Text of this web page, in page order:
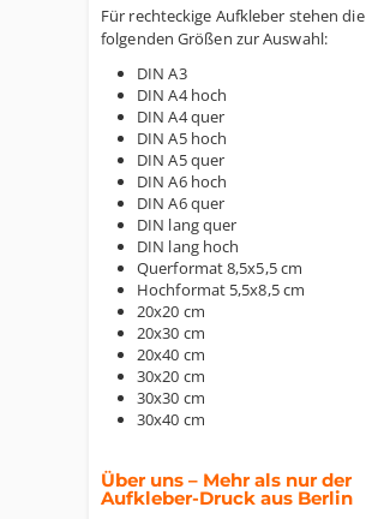
Für rechteckige Aufkleber stehen die
folgenden Größen zur Auswahl:
DIN A3
DIN A4 hoch
DIN A4 quer
DIN A5 hoch
DIN A5 quer
DIN A6 hoch
DIN A6 quer
DIN lang quer
DIN lang hoch
Querformat 8,5x5,5 cm
Hochformat 5,5x8,5 cm
20x20 cm
20x30 cm
20x40 cm
30x20 cm
30x30 cm
30x40 cm
Über uns – Mehr als nur der
Aufkleber-Druck aus Berlin